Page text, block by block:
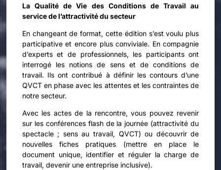
La Qualité de Vie des Conditions de Travail au
service de l’attractivité du secteur
En changeant de format, cette édition s’est voulu plus
participative et encore plus conviviale. En compagnie
d’experts et de professionnels, les participants ont
interrogé les notions de sens et de conditions de
travail. Ils ont contribué à définir les contours d’une
QVCT en phase avec les attentes et les contraintes de
notre secteur.
Avec les actes de la rencontre, vous pouvez revenir
sur les conférences flash de la journée (attractivité du
spectacle ; sens au travail, QVCT) ou découvrir de
nouvelles fiches pratiques (mettre en place le
document unique, identifier et réguler la charge de
travail, devenir une entreprise inclusive).